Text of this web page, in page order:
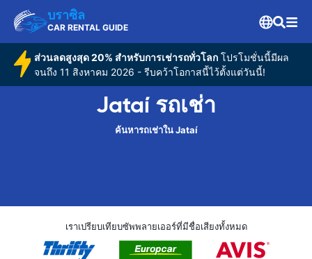
บราซิล
CAR RENTAL GUIDE
ส่วนลดสูงสุด 20% สำหรับการเช่ารถทั่วโลกโปรโมชั่นนี้มีผล
จนถึง 11 สิงหาคม 2026 - รีบคว้าโอกาสนี้ไว้ตั้งแต่วันนี้!
Jataí รถเช่า
ค้นหารถเช่าใน Jataí
เราเปรียบเทียบซัพพลายเออร์ที่มีชื่อเสียงทั้งหมด